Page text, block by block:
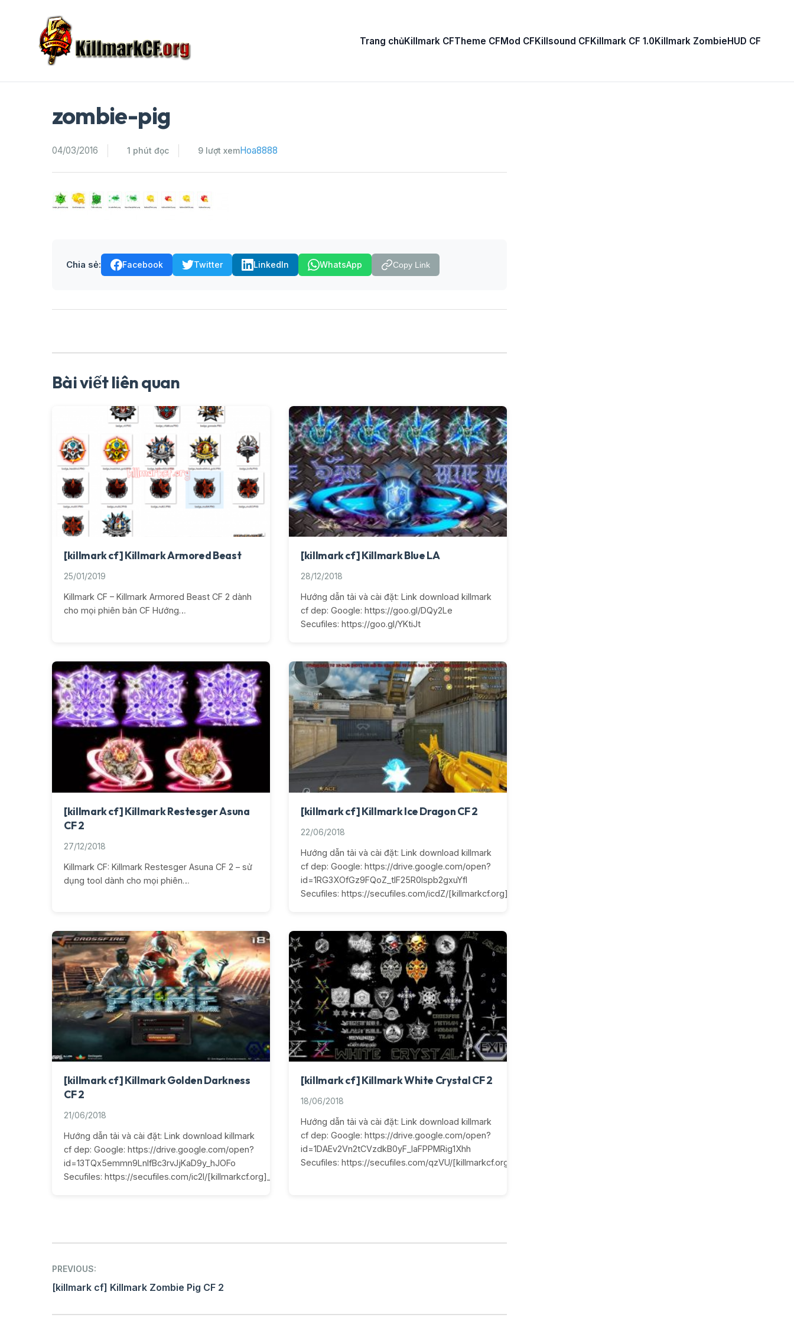
Trang chủKillmark CFTheme CFMod CFKillsound CFKillmark CF 1.0Killmark ZombieHUD CF
zombie-pig
04/03/2016 1 phút đọc 9 lượt xemHoa8888
Chia sẻ: Facebook Twitter LinkedIn WhatsApp Copy Link
Bài viết liên quan
[killmark cf] Killmark Armored Beast
25/01/2019
Killmark CF – Killmark Armored Beast CF 2 dành
cho mọi phiên bản CF Hướng…
[killmark cf] Killmark Blue LA
28/12/2018
Hướng dẫn tải và cài đặt: Link download killmark
cf dep: Google: https://goo.gl/DQy2Le
Secufiles: https://goo.gl/YKtiJt
[killmark cf] Killmark Restesger Asuna
CF 2
27/12/2018
Killmark CF: Killmark Restesger Asuna CF 2 – sử
dụng tool dành cho mọi phiên…
[killmark cf] Killmark Ice Dragon CF 2
22/06/2018
Hướng dẫn tải và cài đặt: Link download killmark
cf dep: Google: https://drive.google.com/open?
id=1RG3XOfGz9FQoZ_tlF25R0lspb2gxuYfI
Secufiles: https://secufiles.com/icdZ/[killmarkcf.org]_Ice_Dragon.rar
[killmark cf] Killmark Golden Darkness
CF 2
21/06/2018
Hướng dẫn tải và cài đặt: Link download killmark
cf dep: Google: https://drive.google.com/open?
id=13TQx5emmn9LnIfBc3rvJjKaD9y_hJOFo
Secufiles: https://secufiles.com/ic2l/[killmarkcf.org]_Golden_Darkness.rar
[killmark cf] Killmark White Crystal CF 2
18/06/2018
Hướng dẫn tải và cài đặt: Link download killmark
cf dep: Google: https://drive.google.com/open?
id=1DAEv2Vn2tCVzdkB0yF_IaFPPMRig1Xhh
Secufiles: https://secufiles.com/qzVU/[killmarkcf.org]_White_Crystal.rar
Post
navigation
PREVIOUS:
[killmark cf] Killmark Zombie Pig CF 2